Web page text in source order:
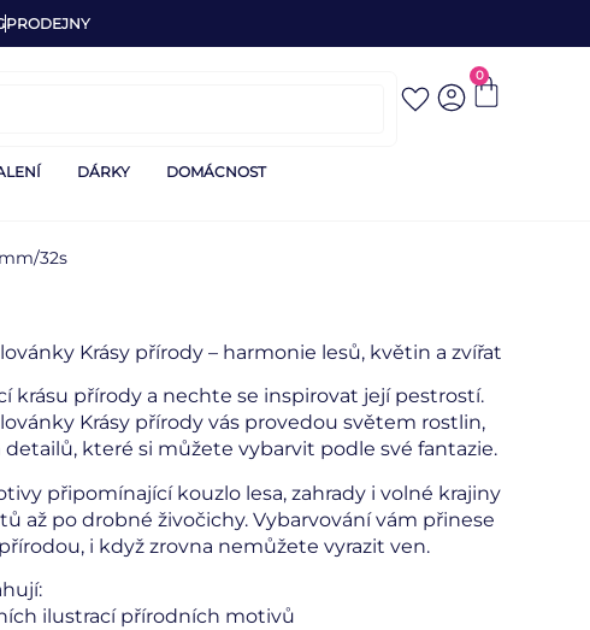
PRODEJNY
0
DÁRKY DOMÁCNOST
32s
Krásy přírody – harmonie lesů, květin a zvířat
krásu přírody a nechte se inspirovat její pestrostí.
Krásy přírody vás provedou světem rostlin,
které si můžete vybarvit podle své fantazie.
připomínající kouzlo lesa, zahrady i volné krajiny
až po drobné živočichy. Vybarvování vám přinese
i když zrovna nemůžete vyrazit ven.
ilustrací přírodních motivů